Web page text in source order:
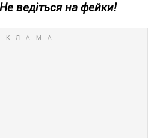
ведіться на фейки!